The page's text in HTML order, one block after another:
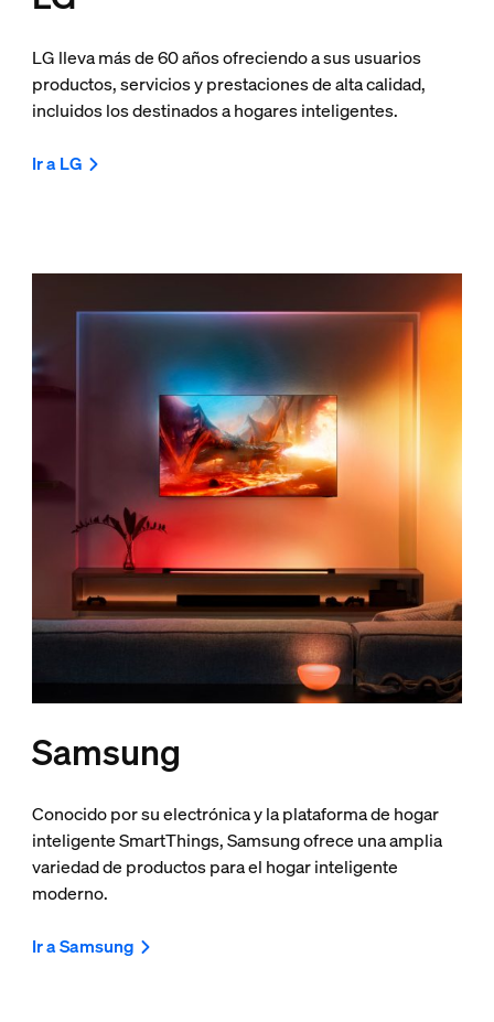
LG lleva más de 60 años ofreciendo a sus usuarios
productos, servicios y prestaciones de alta calidad,
incluidos los destinados a hogares inteligentes.
Ir a LG
Samsung
Conocido por su electrónica y la plataforma de hogar
inteligente SmartThings, Samsung ofrece una amplia
variedad de productos para el hogar inteligente
moderno.
Ir a Samsung